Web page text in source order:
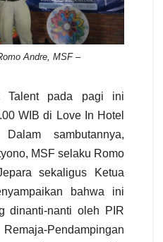
Andre, MSF –
Talent pada pagi ini
WIB di Love In Hotel
sambutannya,
MSF selaku Romo
sekaligus Ketua
bahwa ini
dinanti-nanti oleh PIR
Pendampingan